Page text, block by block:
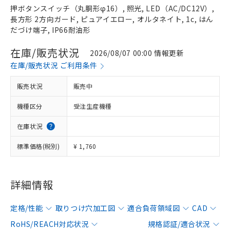
押ボタンスイッチ（丸胴形φ16）, 照光, LED（AC/DC12V）,
長方形 2方向ガード, ピュアイエロー, オルタネイト, 1c, はん
だづけ端子, IP66耐油形
在庫/販売状況
2026/08/07 00:00 情報更新
在庫/販売状況 ご利用条件
販売状況 販売中
機種区分 受注生産機種
在庫状況
標準価格(税別) ¥ 1,760
詳細情報
定格/性能 取りつけ穴加工図 適合負荷領域図
CAD
RoHS/REACH対応状況
規格認証/適合状況